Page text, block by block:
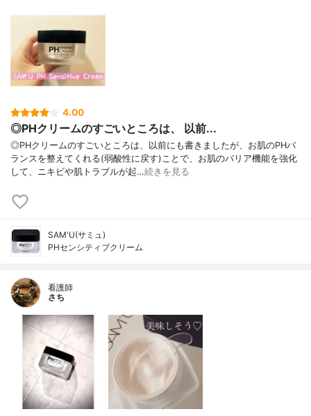
4.00
◎PHクリームのすごいところは、 以前...
◎PHクリームのすごいところは、以前にも書きましたが、お肌のPHバ
ランスを整えてくれる(弱酸性に戻す)ことで、お肌のバリア機能を強化
して、ニキビや肌トラブルが起…続きを見る
SAM'U(サミュ)
PHセンシティブクリーム
看護師
さち